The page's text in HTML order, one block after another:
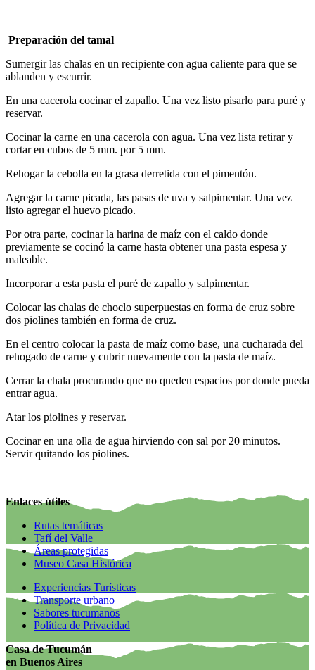
Preparación del tamal
Sumergir las chalas en un recipiente con agua caliente para que se
ablanden y escurrir.
En una cacerola cocinar el zapallo. Una vez listo pisarlo para puré y
reservar.
Cocinar la carne en una cacerola con agua. Una vez lista retirar y
cortar en cubos de 5 mm. por 5 mm.
Rehogar la cebolla en la grasa derretida con el pimentón.
Agregar la carne picada, las pasas de uva y salpimentar. Una vez
listo agregar el huevo picado.
Por otra parte, cocinar la harina de maíz con el caldo donde
previamente se cocinó la carne hasta obtener una pasta espesa y
maleable.
Incorporar a esta pasta el puré de zapallo y salpimentar.
Colocar las chalas de choclo superpuestas en forma de cruz sobre
dos piolines también en forma de cruz.
En el centro colocar la pasta de maíz como base, una cucharada del
rehogado de carne y cubrir nuevamente con la pasta de maíz.
Cerrar la chala procurando que no queden espacios por donde pueda
entrar agua.
Atar los piolines y reservar.
Cocinar en una olla de agua hirviendo con sal por 20 minutos.
Servir quitando los piolines.
Enlaces útiles
Rutas temáticas
Tafí del Valle
Áreas protegidas
Museo Casa Histórica
Experiencias Turísticas
Transporte urbano
Sabores tucumanos
Política de Privacidad
Casa de Tucumán
en Buenos Aires